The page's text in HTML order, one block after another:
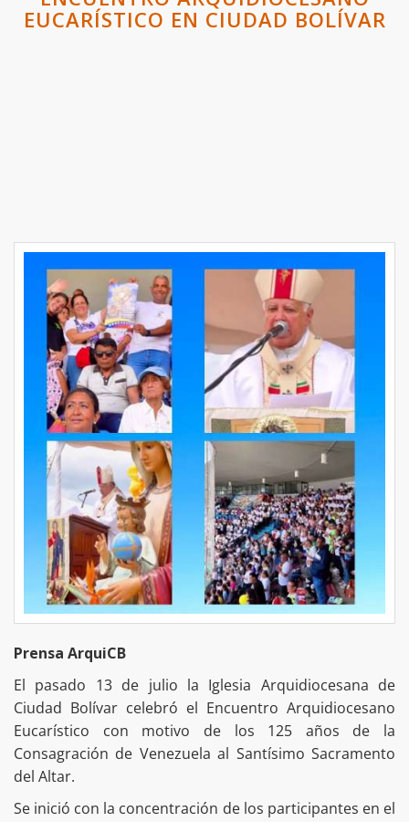
EUCARÍSTICO EN CIUDAD BOLÍVAR
Prensa ArquiCB
El pasado 13 de julio la Iglesia Arquidiocesana de
Ciudad Bolívar celebró el Encuentro Arquidiocesano
Eucarístico con motivo de los 125 años de la
Consagración de Venezuela al Santísimo Sacramento
del Altar.
Se inició con la concentración de los participantes en el